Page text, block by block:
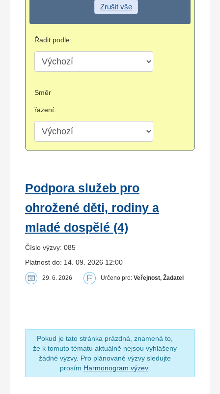
Zrušit vše
Řadit podle:
Směr
řazení:
Podpora služeb pro
ohrožené děti, rodiny a
mladé dospělé (4)
Číslo výzvy: 085
Platnost do: 14. 09. 2026 12:00
29. 6. 2026 Určeno pro: Veřejnost, Žadatel
Pokud je tato stránka prázdná, znamená to,
že k tomuto tématu aktuálně nejsou vyhlášeny
žádné výzvy. Pro plánované výzvy sledujte
prosím Harmonogram výzev.